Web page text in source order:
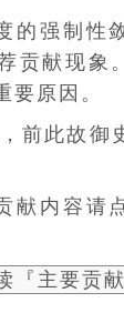
的强制性
贡献现象
要原因。
前此故 御
献内容请
『主要贡献